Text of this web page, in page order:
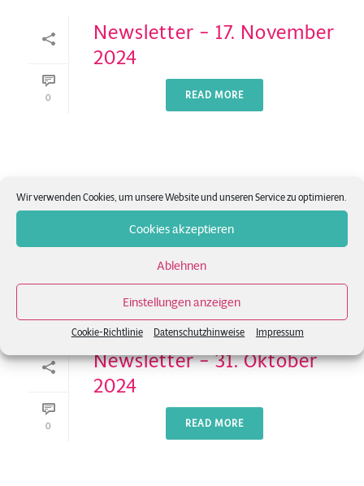
Wir verwenden Cookies, um unsere Website und unseren Service zu optimieren.
Cookies akzeptieren
Ablehnen
Einstellungen anzeigen
Cookie-Richtlinie Datenschutzhinweise Impressum
0
Newsletter – 17. November
2024
READ MORE
Newsletter – 12.
November 2024
0
Newsletter – 31. Oktober
2024
READ MORE